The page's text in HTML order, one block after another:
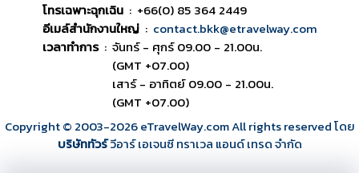
โทรเฉพาะฉุกเฉิน : +66(0) 85 364 2449
อีเมล์สำนักงานใหญ่ : contact.bkk@etravelway.com
เวลาทำการ : จันทร์ - ศุกร์ 09.00 - 21.00น.
(GMT +07.00)
เสาร์ - อาทิตย์ 09.00 - 21.00น.
(GMT +07.00)
Copyright © 2003-2026eTravelWay.com All rights reserved โดย
บริษัททัวร์วีอาร์ เอเจนซี ทราเวล แอนด์ เทรด จำกัด